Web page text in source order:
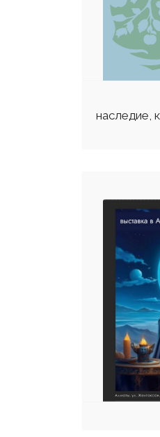
наследие,